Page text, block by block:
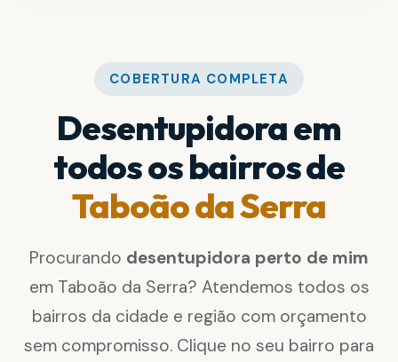
COBERTURA COMPLETA
Desentupidora em
todos os bairros de
Taboão da Serra
Procurando desentupidora perto de mim
em Taboão da Serra? Atendemos todos os
bairros da cidade e região com orçamento
sem compromisso. Clique no seu bairro para